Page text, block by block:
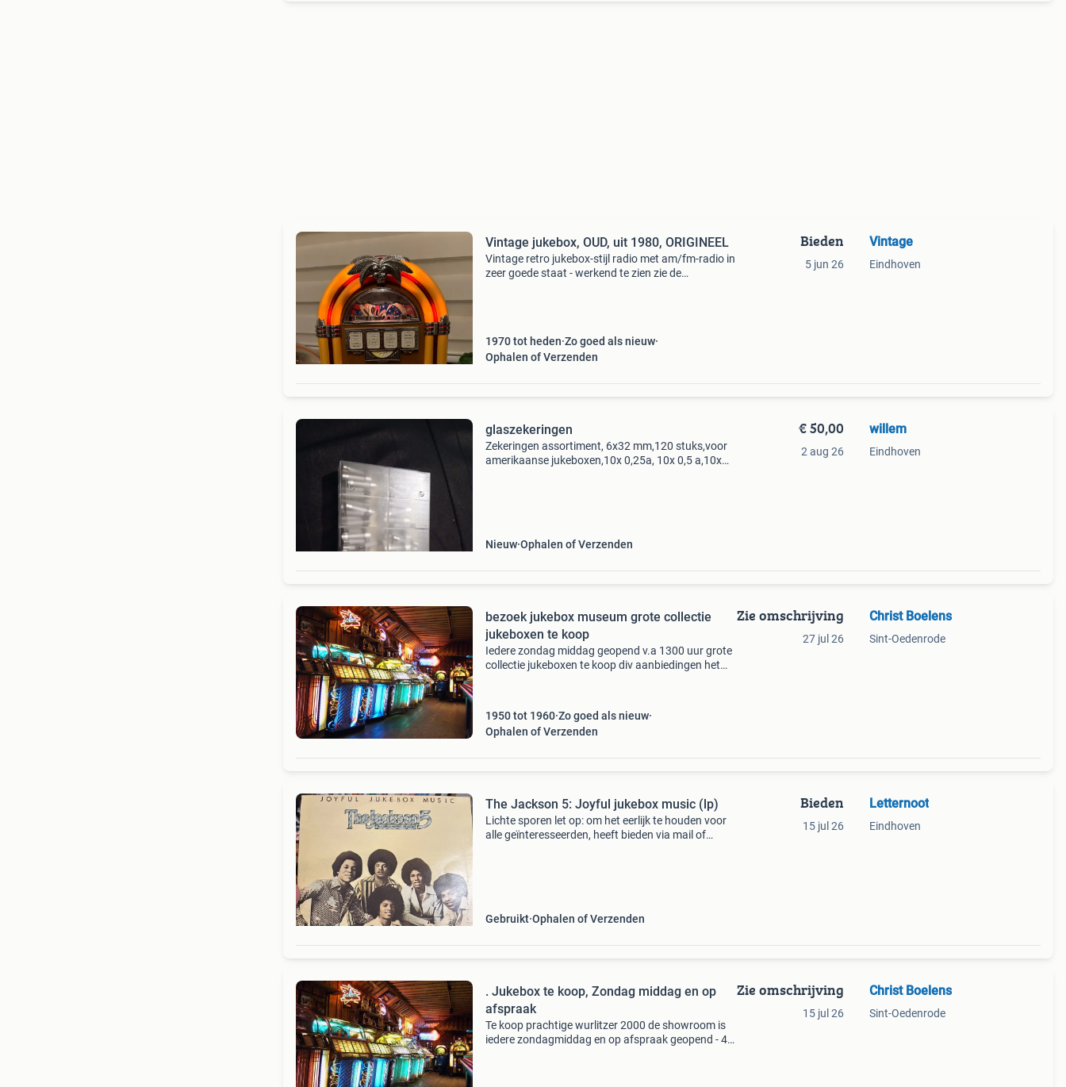
Vintage jukebox, OUD, uit 1980, ORIGINEEL
Vintage retro jukebox-stijl radio met am/fm-radio in
zeer goede staat - werkend te zien zie de
1970 tot heden Zo goed als nieuw
Ophalen of Verzenden
Bieden
5 jun 26
Vintage
Eindhoven
glaszekeringen
Zekeringen assortiment, 6x32 mm,120 stuks,voor
amerikaanse jukeboxen,10x 0,25a, 10x 0,5 a,10x
Nieuw Ophalen of Verzenden
€ 50,00
2 aug 26
willem
Eindhoven
bezoek jukebox museum grote collectie
jukeboxen te koop
Iedere zondag middag geopend v.a 1300 uur grote
collectie jukeboxen te koop div aanbiedingen het
1950 tot 1960 Zo goed als nieuw
Ophalen of Verzenden
Zie omschrijving
27 jul 26
Christ Boelens
Sint-Oedenrode
The Jackson 5: Joyful jukebox music (lp)
Lichte sporen let op: om het eerlijk te houden voor
alle geïnteresseerden, heeft bieden via mail of
Gebruikt Ophalen of Verzenden
Bieden
15 jul 26
Letternoot
Eindhoven
. Jukebox te koop, Zondag middag en op
afspraak
Te koop prachtige wurlitzer 2000 de showroom is
iedere zondagmiddag en op afspraak geopend - 45
Zie omschrijving
15 jul 26
Christ Boelens
Sint-Oedenrode